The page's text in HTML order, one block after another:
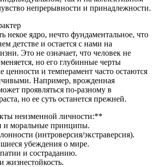
непрерывности и принадлежности.
некое ядро, нечто фундаментальное, что
детстве и остается с нами на
Это не означает, что человек не
но его глубинные черты
ценности и темперамент часто остаются
Например, врожденная
проявляться по-разному в
но ее суть останется прежней.
неизменной личности:**
и моральные принципы.
(интроверсия/экстраверсия).
убеждения о мире.
и состраданию.
жизнестойкость.